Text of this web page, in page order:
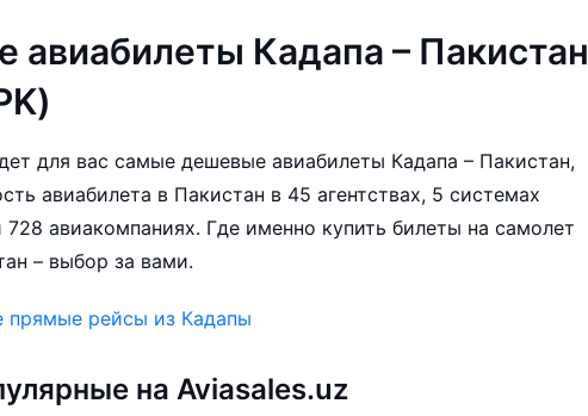
авиабилеты Кадапа – Пакистан
для вас самые дешевые авиабилеты Кадапа – Пакистан,
авиабилета в Пакистан в 45 агентствах, 5 системах
авиакомпаниях. Где именно купить билеты на самолет
– выбор за вами.
прямые рейсы из Кадапы
на Aviasales.uz